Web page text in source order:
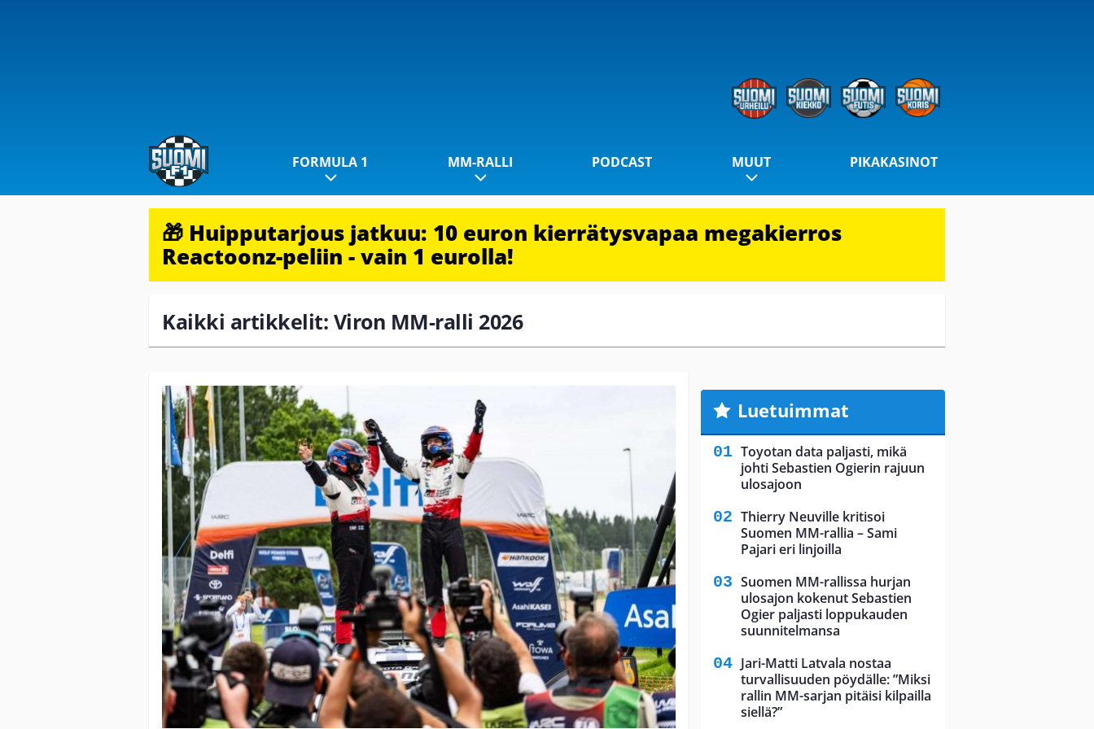
FORMULA 1 MM-RALLI PODCAST MUUT PIKAKASINOT
🎁 Huipputarjous jatkuu: 10 euron kierrätysvapaa megakierros
Reactoonz-peliin - vain 1 eurolla!
Kaikki artikkelit: Viron MM-ralli 2026
Luetuimmat
Toyotan data paljasti, mikä
johti Sebastien Ogierin rajuun
ulosajoon
Thierry Neuville kritisoi
Suomen MM-rallia – Sami
Pajari eri linjoilla
Suomen MM-rallissa hurjan
ulosajon kokenut Sebastien
Ogier paljasti loppukauden
suunnitelmansa
Jari-Matti Latvala nostaa
turvallisuuden pöydälle: ”Miksi
rallin MM-sarjan pitäisi kilpailla
siellä?”